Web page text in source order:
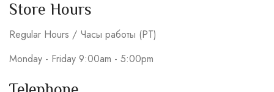
Store Hours
Regular Hours / Часы работы (PT)
Monday - Friday 9:00am - 5:00pm